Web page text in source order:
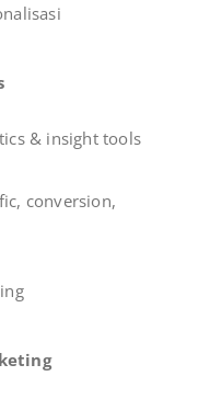
& insight tools
conversion,